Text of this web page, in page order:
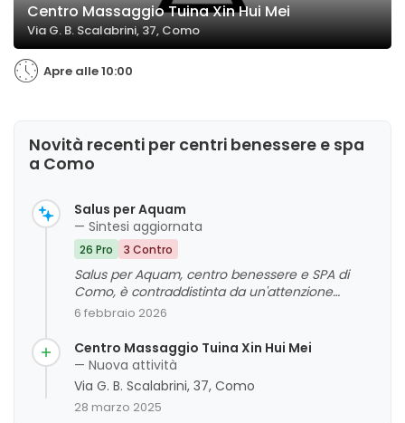
Centro Massaggio Tuina Xin Hui Mei
Via G. B. Scalabrini, 37, Como
Apre alle 10:00
Novità recenti per centri benessere e spa
a Como
Salus per Aquam
— Sintesi aggiornata
26 Pro 3 Contro
Salus per Aquam, centro benessere e SPA di
Como, è contraddistinta da un'attenzione
particolare alla professionalità, alla qualità dei
curato, l'uso di tecnologie all'avanguardia e la
competenza del personale, che si distingue per
dedizione e passione. Tra gli aspetti da
migliorare, si segnala una possibile attenzione
alla gestione delle interazioni tra impiegati e
6 febbraio 2026
Centro Massaggio Tuina Xin Hui Mei
— Nuova attività
Via G. B. Scalabrini, 37, Como
28 marzo 2025